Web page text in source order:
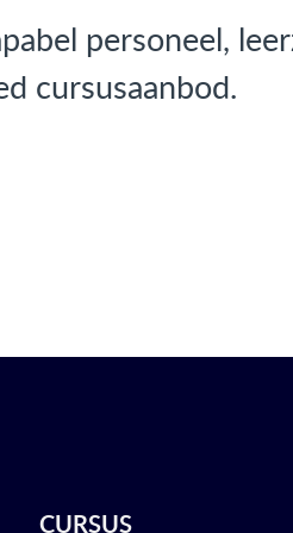
personeel,
cursusaanbod.
CURSUS